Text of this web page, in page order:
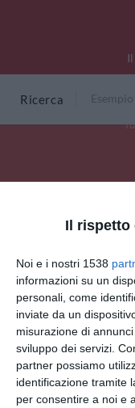
Il rispetto
Noi e i nostri 1538
informazioni su un
personali, come
inviate da un
misurazione di
sviluppo dei servizi.
partner possiamo
identificazione tramite
per consentire a noi e
Ricerca
INVIA